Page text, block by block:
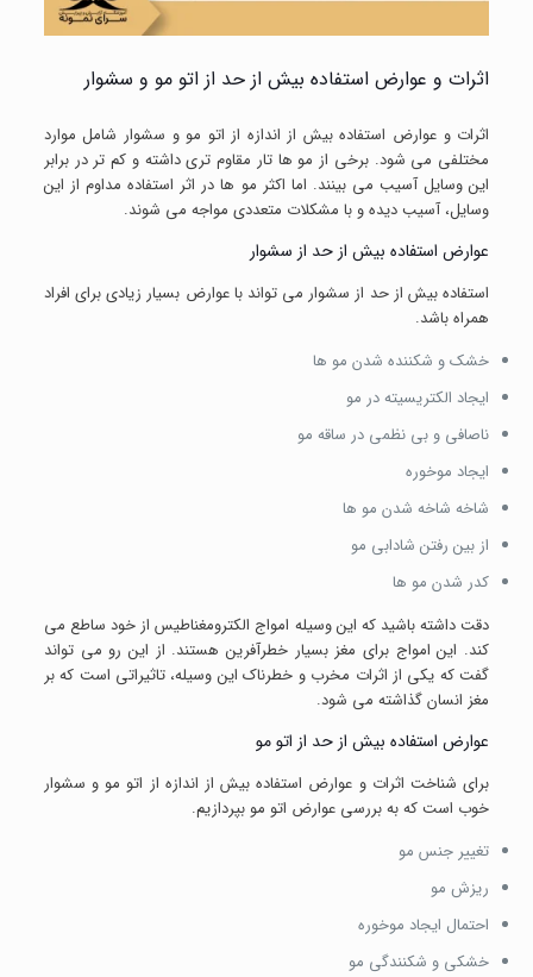
اثرات و عوارض استفاده بیش از حد از اتو مو و سشوار
اثرات و عوارض استفاده بیش از اندازه از اتو مو و سشوار شامل موارد
مختلفی می شود. برخی از مو ها تار مقاوم تری داشته و کم تر در برابر
این وسایل آسیب می بینند. اما اکثر مو ها در اثر استفاده مداوم از این
وسایل، آسیب دیده و با مشکلات متعددی مواجه می شوند.
عوارض استفاده بیش از حد از سشوار
استفاده بیش از حد از سشوار می تواند با عوارض بسیار زیادی برای افراد
همراه باشد.
خشک و شکننده شدن مو ها
ایجاد الکتریسیته در مو
ناصافی و بی نظمی در ساقه مو
ایجاد موخوره
شاخه شاخه شدن مو ها
از بین رفتن شادابی مو
کدر شدن مو ها
دقت داشته باشید که این وسیله امواج الکترومغناطیس از خود ساطع می
کند. این امواج برای مغز بسیار خطرآفرین هستند. از این رو می تواند
گفت که یکی از اثرات مخرب و خطرناک این وسیله، تاثیراتی است که بر
مغز انسان گذاشته می شود.
عوارض استفاده بیش از حد از اتو مو
برای شناخت اثرات و عوارض استفاده بیش از اندازه از اتو مو و سشوار
خوب است که به بررسی عوارض اتو مو بپردازیم.
تغییر جنس مو
ریزش مو
احتمال ایجاد موخوره
خشکی و شکنندگی مو